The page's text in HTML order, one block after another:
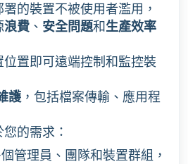
的裝置不被使用者濫用，
浪費 、 安全問題和生產效率
位置即可遠端控制和監控裝
護 ，包括檔案傳輸、應用程
的需求：
管理員、團隊和裝置群組，